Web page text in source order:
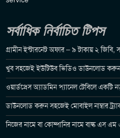
সর্বাধিক নির্বাচিত টিপস
গ্রামীন ইন্টারনেট অফার – ৯ টাকায় ২ জিবি,
খুব সহজেই ইউটিউব ভিডিও ডাউনলোড
ওয়ার্ডপ্রেস অ্যাডমিন প্যানেল টেবিলে
ডাউনলোড করুন সহজেই মোবাইল নাম্বার
নিজের নামে বা কোম্পানির নামে বাল্ক এস